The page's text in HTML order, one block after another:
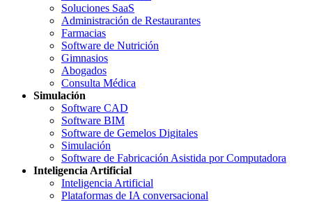
Soluciones SaaS
Administración de Restaurantes
Farmacias
Software de Nutrición
Gimnasios
Abogados
Consulta Médica
Simulación
Software CAD
Software BIM
Software de Gemelos Digitales
Simulación
Software de Fabricación Asistida por Computadora
Inteligencia Artificial
Inteligencia Artificial
Plataformas de IA conversacional